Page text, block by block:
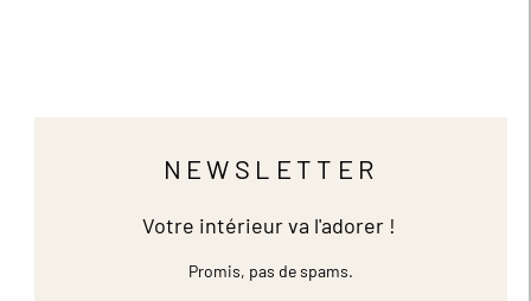
NEWSLETTER
Votre intérieur va l'adorer !
Promis, pas de spams.